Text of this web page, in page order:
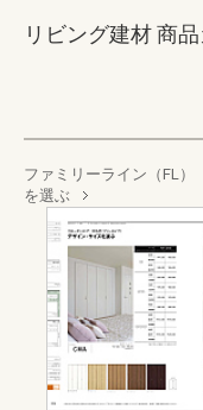
リビング建材 商
ファミリーライン（FL）
を選ぶ